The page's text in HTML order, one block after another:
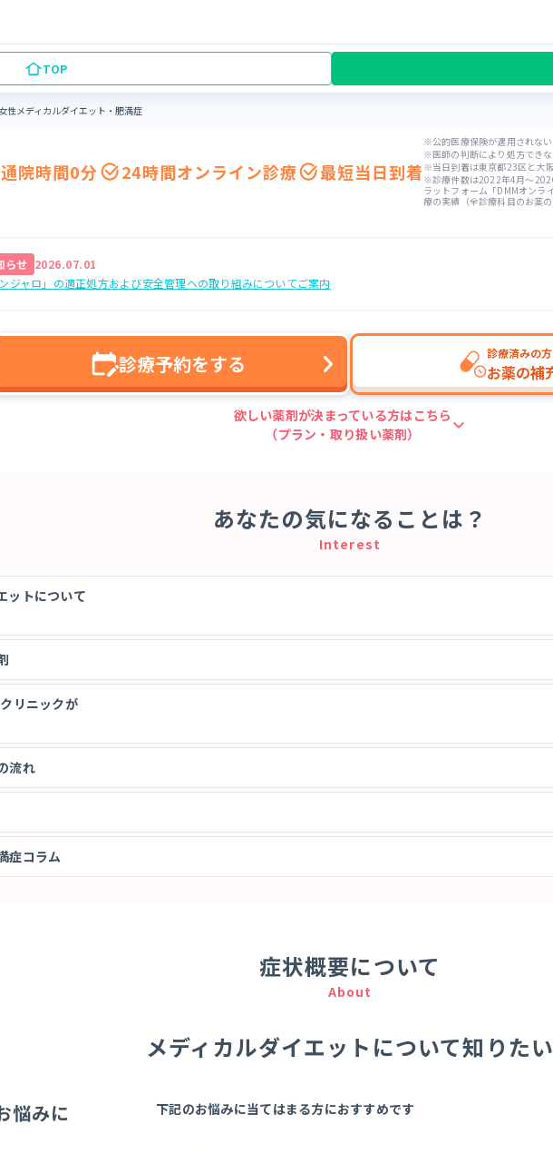
TOP
女性メディカルダイエット・肥満症
通院時間0分 24時間オンライン診療 最短当日到着
※公的医療保険が適用されな
※医師の判断により処方でき
※当日到着は東京都23区と大
※診療件数は2022年4月〜
ラットフォーム「DMMオンラ
療の実績（全診療科目のお薬
らせ 2026.07.01
ンジャロ」の適正処方および安全管理への取り組みについてご案内
診療予約をする 診療済みの
お薬の補
欲しい薬剤が決まっている方はこちら
（プラン・取り扱い薬剤）
あなたの気になることは？
Interest
ットについて
リニックが
流れ
症コラム
症状概要について
About
メディカルダイエット について知りた
悩みに 下記のお悩みに当てはまる方におすすめです